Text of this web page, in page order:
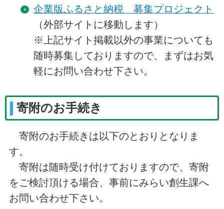
企業版ふるさと納税 募集プロジェクト
（外部サイトに移動します）
※上記サイト掲載以外の事業についても
随時募集しておりますので、まずはお気
軽にお問い合わせ下さい。
寄附のお手続き
寄附のお手続きは以下のとおりとなりま
す。
寄附は随時受け付けておりますので、寄附
をご検討頂ける場合、事前にみらい創生課へ
お問い合わせ下さい。